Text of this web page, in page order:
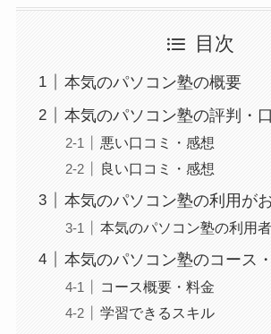
目次
本気のパソコン塾の概要
本気のパソコン塾の評判・
悪い口コミ・感想
良い口コミ・感想
本気のパソコン塾の利用が
本気のパソコン塾の利用
本気のパソコン塾のコース
コース概要・料金
学習できるスキル